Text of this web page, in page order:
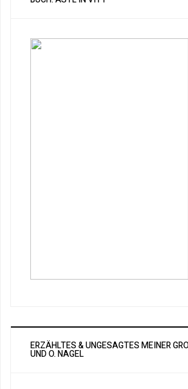
ERZÄHLTES & UNGESAGTES MEINER
ND O. NAGEL